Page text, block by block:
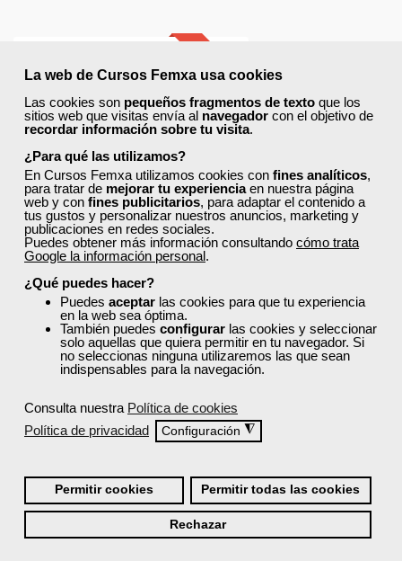
La web de Cursos Femxa usa cookies
Las cookies son pequeños fragmentos de texto que los
sitios web que visitas envía al navegador con el objetivo de
recordar información sobre tu visita.
¿Para qué las utilizamos?
En Cursos Femxa utilizamos cookies con fines analíticos,
para tratar de mejorar tu experienciaen nuestra página
web y con fines publicitarios, para adaptar el contenido a
tus gustos y personalizar nuestros anuncios, marketing y
publicaciones en redes sociales.
Puedes obtener más información consultando cómo trata
Google la información personal.
¿Qué puedes hacer?
Puedes aceptar las cookies para que tu experiencia
en la web sea óptima.
También puedes configurar las cookies y seleccionar
solo aquellas que quiera permitir en tu navegador. Si
no seleccionas ninguna utilizaremos las que sean
indispensables para la navegación.
Consulta nuestra Política de cookies
Política de privacidad
Configuración ◮
Permitir cookies Permitir todas las cookies
Rechazar